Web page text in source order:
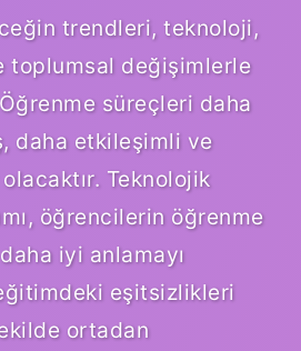
trendleri, teknoloji,
toplumsal değişimlerle
süreçleri daha
daha etkileşimli ve
Teknolojik
öğrencilerin öğrenme
daha iyi anlamayı
eşitsizlikleri
ortadan